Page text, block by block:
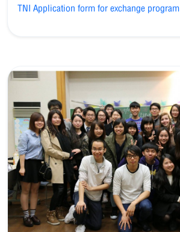
TNI Application form for exchange program